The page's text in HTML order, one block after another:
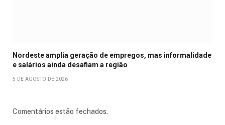
Nordeste amplia geração de empregos, mas informalidade
e salários ainda desafiam a região
5 DE AGOSTO DE 2026
Comentários estão fechados.